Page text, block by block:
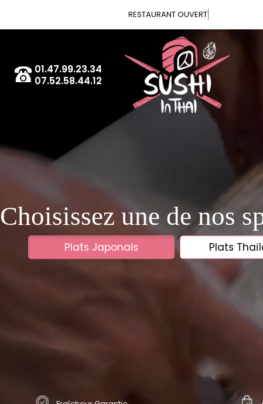
RESTAURA
01.47.99.23.34
07.52.58.44.12
Choisissez une de nos
Plats Japonais Plats